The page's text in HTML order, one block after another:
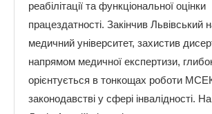
реабілітації та функціональної оцінки
працездатності. Закінчив Львівський
медичний університет, захистив
напрямом медичної експертизи,
орієнтується в тонкощах роботи
законодавстві у сфері інвалідності.